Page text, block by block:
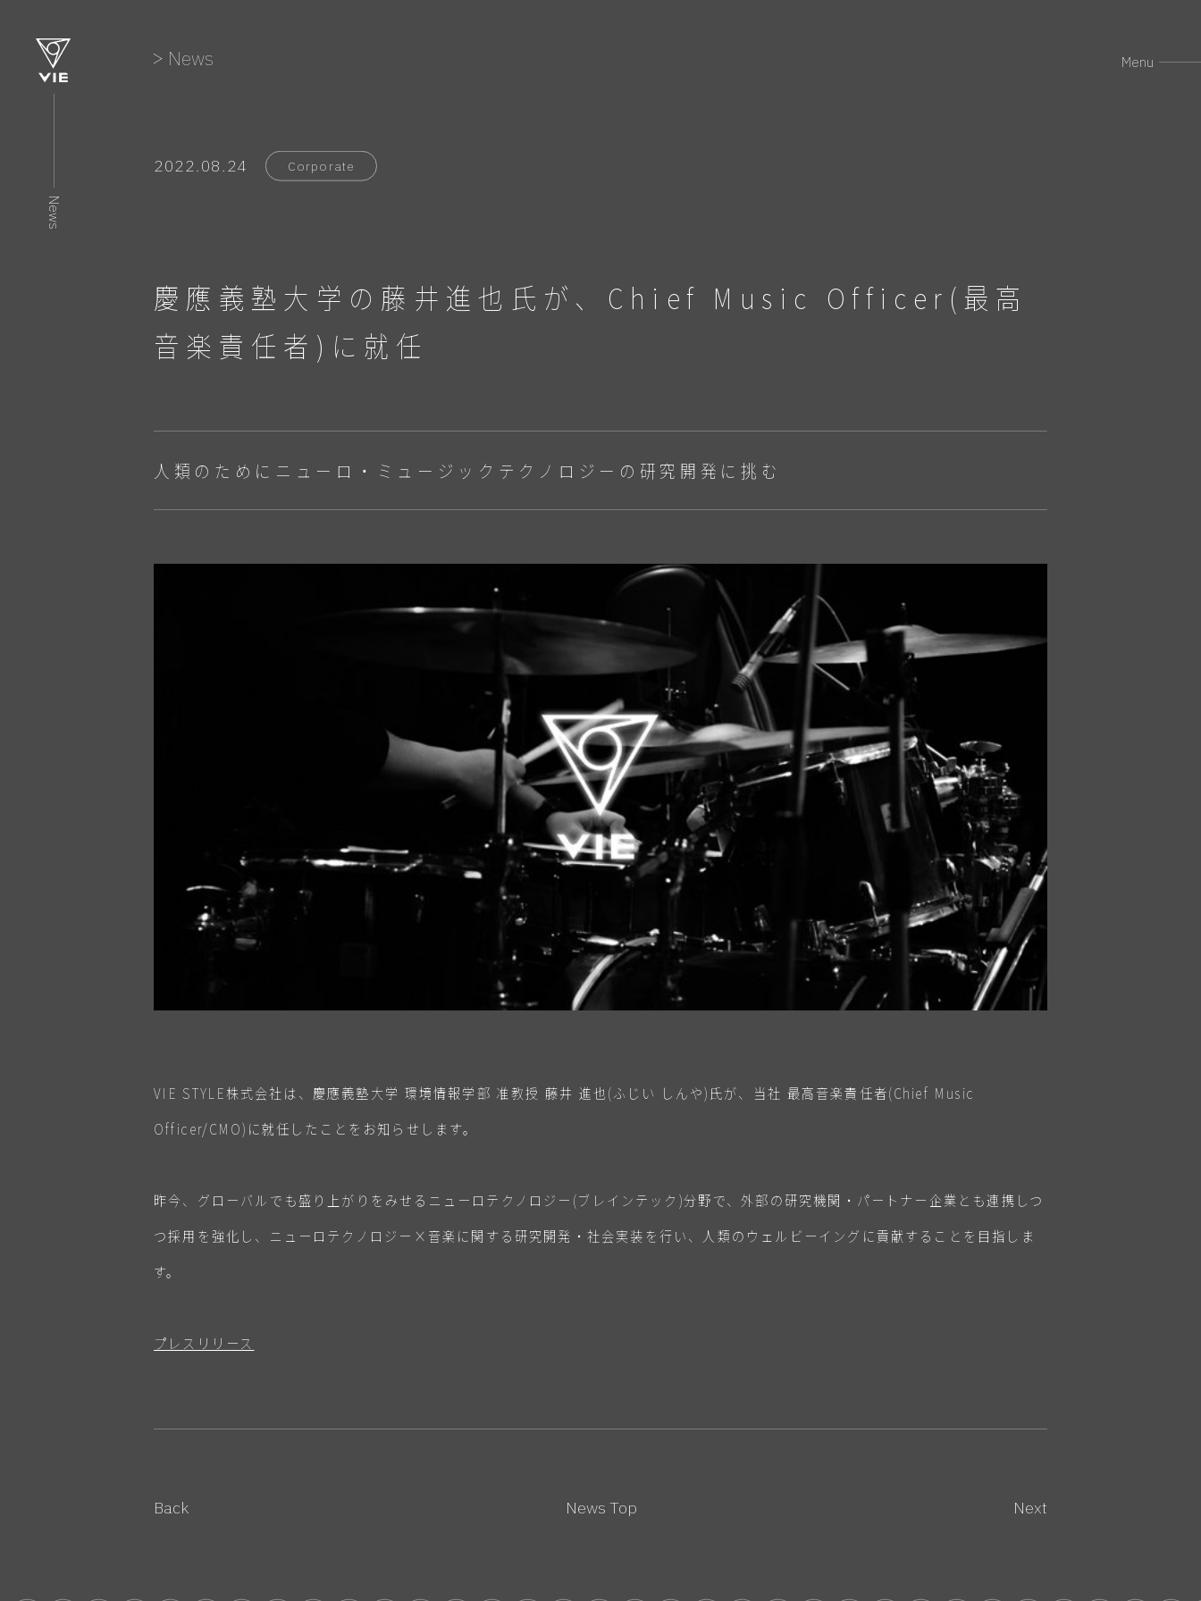
News
Menu
News
2022.08.24 Corporate
慶應義塾大学の藤井進也氏が、Chief Music Officer(最高
音楽責任者)に就任
人類のためにニューロ・ミュージックテクノロジーの研究開発に挑む
VIE STYLE株式会社は、慶應義塾大学 環境情報学部 准教授 藤井 進也(ふじい しんや)氏が、当社 最高音楽責任者(Chief Music
Officer/CMO)に就任したことをお知らせします。
昨今、グローバルでも盛り上がりをみせるニューロテクノロジー(ブレインテック)分野で、外部の研究機関・パートナー企業とも連携しつ
つ採用を強化し、ニューロテクノロジー×音楽に関する研究開発・社会実装を行い、人類のウェルビーイングに貢献することを目指しま
す。
プレスリリース
Back News Top Next